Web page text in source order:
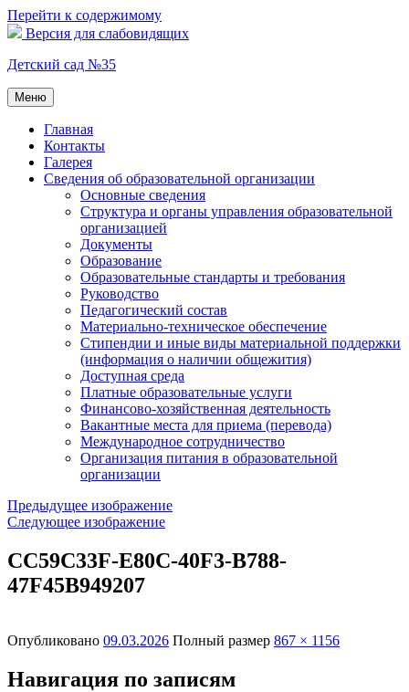
Перейти к содержимому
Версия для слабовидящих
Детский сад №35
Меню
Главная
Контакты
Галерея
Сведения об образовательной организации
Основные сведения
Структура и органы управления образовательной
организацией
Документы
Образование
Образовательные стандарты и требования
Руководство
Педагогический состав
Материально-техническое обеспечение
Стипендии и иные виды материальной поддержки
(информация о наличии общежития)
Доступная среда
Платные образовательные услуги
Финансово-хозяйственная деятельность
Вакантные места для приема (перевода)
Международное сотрудничество
Организация питания в образовательной
организации
Предыдущее изображение
Следующее изображение
CC59C33F-E80C-40F3-B788-
47F45B949207
Опубликовано 09.03.2026 Полный размер 867 × 1156
Навигация по записям